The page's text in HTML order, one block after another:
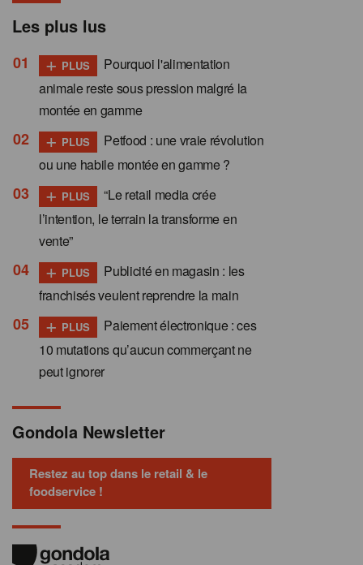
Les plus lus
+ PLUS
Pourquoi l'alimentation
animale reste sous pression malgré la
montée en gamme
+ PLUS
Petfood : une vraie révolution
ou une habile montée en gamme ?
+ PLUS
“Le retail media crée
l’intention, le terrain la transforme en
vente”
+ PLUS
Publicité en magasin : les
franchisés veulent reprendre la main
+ PLUS
Paiement électronique : ces
10 mutations qu’aucun commerçant ne
peut ignorer
Gondola Newsletter
Restez au top dans le retail & le
foodservice !